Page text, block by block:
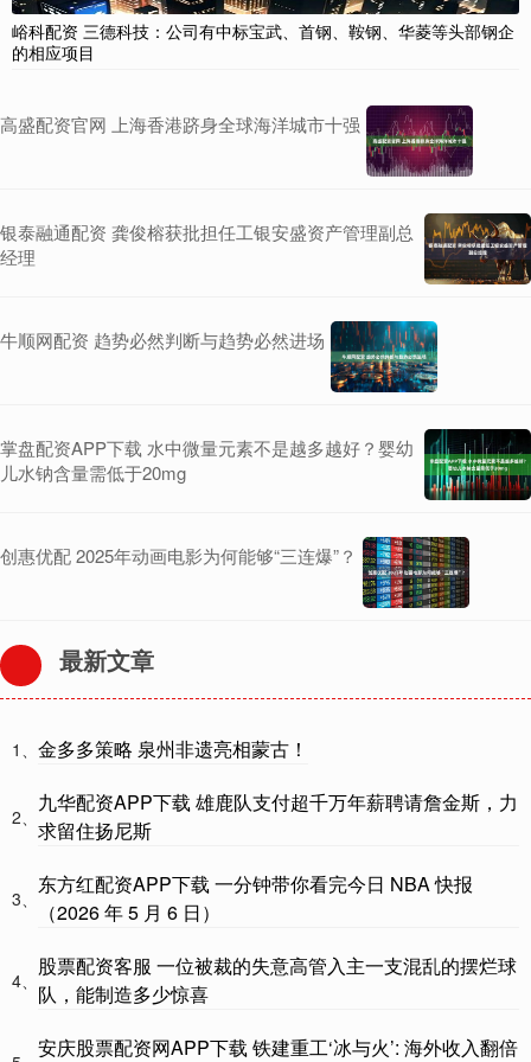
峪科配资 三德科技：公司有中标宝武、首钢、鞍钢、华菱等头部钢企
的相应项目
高盛配资官网 上海香港跻身全球海洋城市十强
银泰融通配资 龚俊榕获批担任工银安盛资产管理副总
经理
牛顺网配资 趋势必然判断与趋势必然进场
掌盘配资APP下载 水中微量元素不是越多越好？婴幼
儿水钠含量需低于20mg
创惠优配 2025年动画电影为何能够“三连爆”？
最新文章
1、 金多多策略 泉州非遗亮相蒙古！
2、
九华配资APP下载 雄鹿队支付超千万年薪聘请詹金斯，力
求留住扬尼斯
3、
东方红配资APP下载 一分钟带你看完今日 NBA 快报
（2026 年 5 月 6 日）
4、
股票配资客服 一位被裁的失意高管入主一支混乱的摆烂球
队，能制造多少惊喜
安庆股票配资网APP下载 铁建重工‘冰与火’: 海外收入翻倍